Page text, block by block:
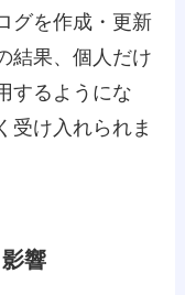
グを作成・更新
結果、個人だけ
するようにな
受け入れられま
響